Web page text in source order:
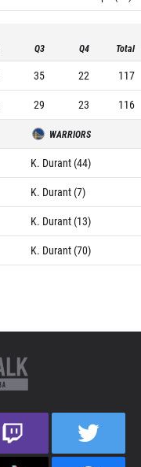
Q3 Q4 Total
35 22
117
29 23 116
WARRIORS
K. Durant (44)
K. Durant (7)
K. Durant (13)
K. Durant (70)